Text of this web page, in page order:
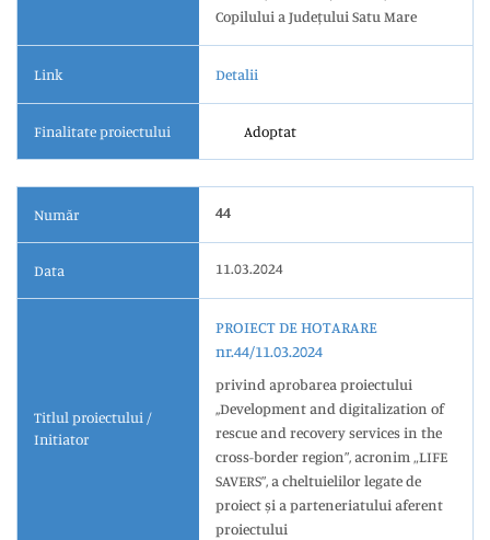
Copilului a Județului Satu Mare
Link Detalii
Finalitate proiectului Adoptat
Număr 44
Data 11.03.2024
Titlul proiectului /
Initiator
PROIECT DE HOTARARE
nr.44/11.03.2024
privind aprobarea proiectului
,,Development and digitalization of
rescue and recovery services in the
cross-border region”, acronim „LIFE
SAVERS”, a cheltuielilor legate de
proiect și a parteneriatului aferent
proiectului